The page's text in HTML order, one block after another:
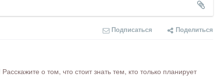
Подписаться Поделиться
о том, что стоит знать тем, кто только планирует